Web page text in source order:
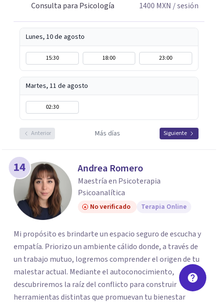
Consulta para Psicología
1400 MXN / sesión
Lunes, 10 de agosto
15:30 18:00 23:00
Martes, 11 de agosto
02:30
Anterior Más días Siguiente
14 Andrea Romero
Maestría en Psicoterapia
Psicoanalítica
No verificado Terapia Online
Mi propósito es brindarte un espacio seguro de escucha y
empatía. Priorizo un ambiente cálido donde, a través de
un trabajo mutuo, logremos comprender el origen de tu
malestar actual. Mediante el autoconocimiento,
descubriremos la raíz del conflicto para construir
herramientas distintas que promuevan tu bienestar